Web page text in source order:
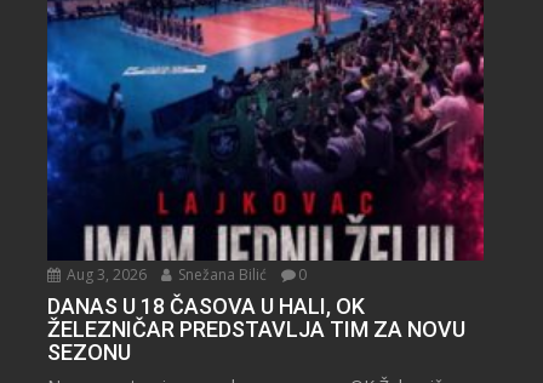
Aug 3, 2026 Snežana Bilić 0
DANAS U 18 ČASOVA U HALI, OK
ŽELEZNIČAR PREDSTAVLJA TIM ZA NOVU
SEZONU